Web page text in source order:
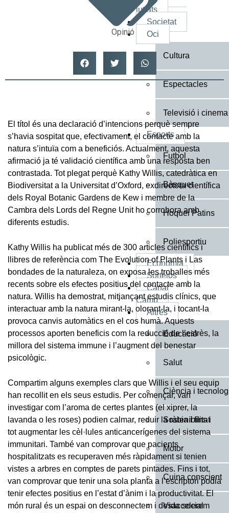
jutjats
Societat
Oci
Cultura
Espectacles
Televisió i cinema
Esports
Futbol
Bàsquet
Hoquei Patins
Poliesportiu
Economia
Sortejos
Canal
Camp
Altres
Educació
Salut
Ciència i
Sostenibilitat
Motor
Cuina conscient
Vida social
Opinió
El títol és una declaració d’intencions perquè sempre
s’havia sospitat que, efectivament, el contacte amb la
natura s’intuïa com a beneficiós. Actualment, aquesta
afirmació ja té validació científica amb una resposta ben
contrastada. Tot plegat perquè Kathy Willis, catedràtica en
Biodiversitat a la Universitat d’Oxford, exdirectora científica
dels Royal Botanic Gardens de Kew i membre de la
Cambra dels Lords del Regne Unit ho corrobora amb
diferents estudis.
Kathy Willis ha publicat més de 300 articles científics i
llibres de referència com The Evolution of Plants i Las
bondades de la naturaleza, on exposa les troballes més
recents sobre els efectes positius del contacte amb la
natura. Willis ha demostrat, mitjançant estudis clínics, que
interactuar amb la natura mirant-la, olorant-la, i tocant-la
provoca canvis automàtics en el cos humà. Aquests
processos aporten beneficis com la reducció de l’estrès, la
millora del sistema immune i l’augment del benestar
psicològic.
Compartim alguns exemples clars que Willis i el seu equip
han recollit en els seus estudis. Per començar, van
investigar com l’aroma de certes plantes (el xiprer, la
lavanda o les roses) podien calmar, reduir la ràbia i fins i
tot augmentar les cèl·lules anticancerígenes del sistema
immunitari. També van comprovar que pacients
hospitalitzats es recuperaven més ràpidament si tenien
vistes a arbres en comptes de parets pintades. Fins i tot,
van comprovar que tenir una sola planta a l’escriptori podia
tenir efectes positius en l’estat d’ànim i la productivitat. El
món rural és un espai on desconnectem i desaccelerem